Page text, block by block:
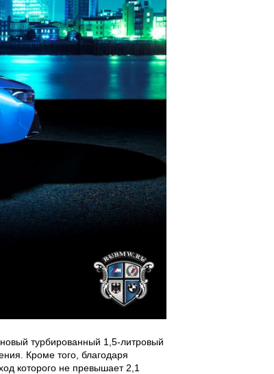
турбированный 1,5-литровый
Кроме того, благодаря
которого не превышает 2,1